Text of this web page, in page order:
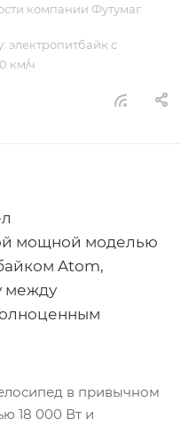
компании Футумаг
электропитбайк с
км/ч
мощной моделью
Atom,
между
в привычном
18 000 Вт и